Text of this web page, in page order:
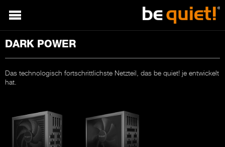
DARK POWER
Das technologisch fortschrittlichste Netzteil, das be quiet! je entwickelt
hat.